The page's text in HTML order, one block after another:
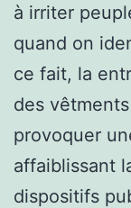
à irriter
quand on
ce fait, la
des
provoquer
affaiblissant
dispositifs